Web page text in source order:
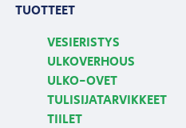
TUOTTEET
VESIERISTYS
ULKOVERHOUS
ULKO-OVET
TULISIJATARVIKKEET
TIILET